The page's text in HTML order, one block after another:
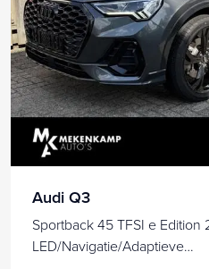
Audi Q3
Sportback 45 TFSI e
LED/Navigatie/Adaptieve